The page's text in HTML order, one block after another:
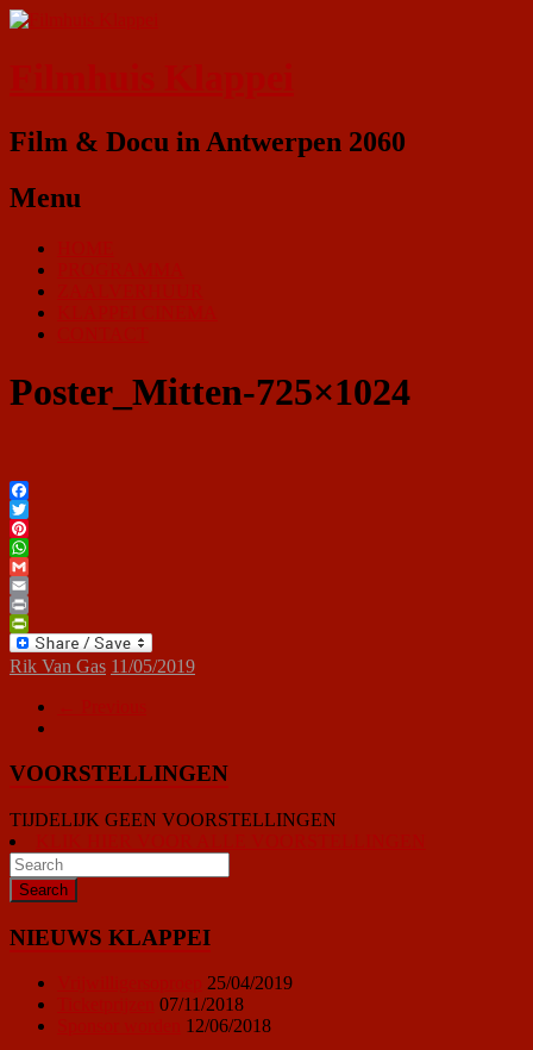
Film & Docu in Antwerpen 2060
Menu
Poster_Mitten-725×1024
Facebook
Twitter
Pinterest
WhatsApp
Gmail
Email
Print
PrintFriendly
Rik Van Gas 11/05/2019
VOORSTELLINGEN
TIJDELIJK GEEN VOORSTELLINGEN
NIEUWS KLAPPEI
25/04/2019
07/11/2018
12/06/2018